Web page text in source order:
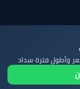
وأطول فترة سداد